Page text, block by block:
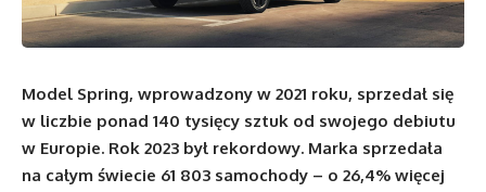
Model Spring, wprowadzony w 2021 roku, sprzedał się
w liczbie ponad 140 tysięcy sztuk od swojego debiutu
w Europie. Rok 2023 był rekordowy. Marka sprzedała
na całym świecie 61 803 samochody – o 26,4% więcej